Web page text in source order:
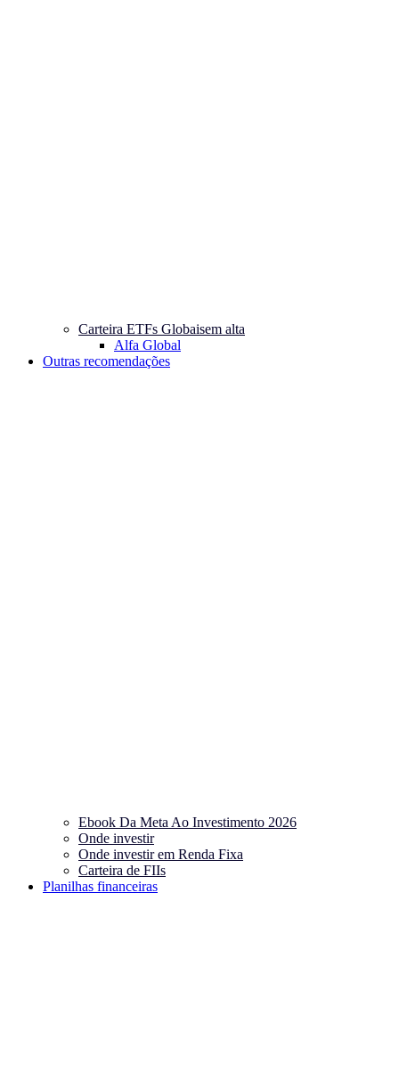
Carteira ETFs Globaisem alta
Alfa Global
Outras recomendações
Ebook Da Meta Ao Investimento 2026
Onde investir
Onde investir em Renda Fixa
Carteira de FIIs
Planilhas financeiras